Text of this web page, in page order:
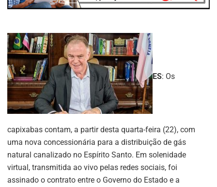
ES: Os
capixabas contam, a partir desta quarta-feira (22), com
uma nova concessionária para a distribuição de gás
natural canalizado no Espírito Santo. Em solenidade
virtual, transmitida ao vivo pelas redes sociais, foi
assinado o contrato entre o Governo do Estado e a